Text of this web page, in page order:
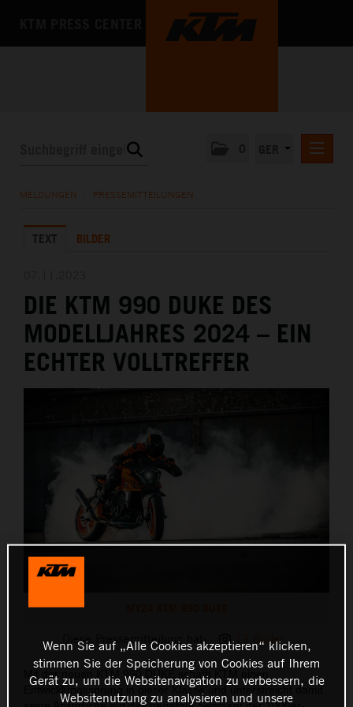
MEDIA
MELDUNGEN PRESSEMITTEILUNGEN
TEXT BILDER
DIE KTM 990 DUKE DES
MODELLJAHRES 2024 – EIN
ECHTER VOLLTREFFER
Diese Pressemitteilung hat: 13 Bilder
Mit der neuen KTM 990 DUKE schafft KTM einen
Entwicklungssprung in dieser Klasse und unterstreicht damit
Wenn Sie auf „Alle Cookies akzeptieren“ klicken,
stimmen Sie der Speicherung von Cookies auf Ihrem
Gerät zu, um die Websitenavigation zu verbessern, die
Websitenutzung zu analysieren und unsere